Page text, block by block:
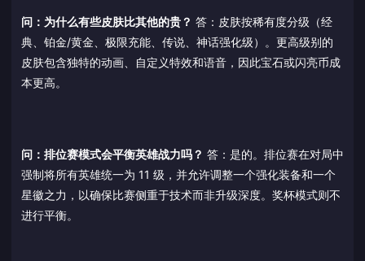
问：为什么有些皮肤比其他的贵？ 答：皮肤按稀有度分级（经
典、铂金/黄金、极限充能、传说、神话强化级）。更高级别的
皮肤包含独特的动画、自定义特效和语音，因此宝石或闪亮币成
本更高。
问：排位赛模式会平衡英雄战力吗？ 答：是的。排位赛在对局中
强制将所有英雄统一为 11 级，并允许调整一个强化装备和一个
星徽之力，以确保比赛侧重于技术而非升级深度。奖杯模式则不
进行平衡。